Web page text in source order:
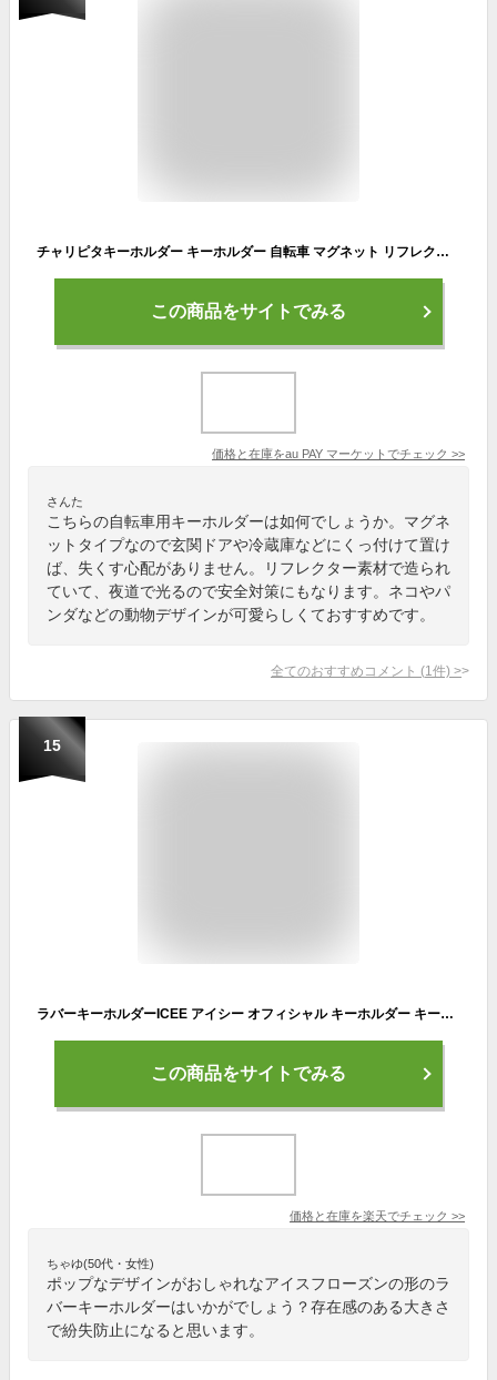
チャリピタキーホルダー キーホルダー 自転車 マグネット リフレクター デコレ DECOLE 自転車 鍵 かぎ カギ 磁石 反射板 猫 ねこ 犬 動物
この商品をサイトでみる
価格と在庫をau PAY マーケット でチェック >>
さんた
こちらの自転車用キーホルダーは如何でしょうか。マグネ
ットタイプなので玄関ドアや冷蔵庫などにくっ付けて置け
ば、失くす心配がありません。リフレクター素材で造られ
ていて、夜道で光るので安全対策にもなります。ネコやパ
ンダなどの動物デザインが可愛らしくておすすめです。
全てのおすすめコメント (1 件) >
15
ラバーキーホルダーICEE アイシー オフィシャル キーホルダー キーチェーン キーリング 鍵 自転車 カンパニーキーホルダー フローズン シロクマ 雑貨 生活雑貨 人気 プレゼント レッド オレンジ グリーン ブルー アメリカン雑貨 アメリカ 雑貨 ダブルスリー メール便OK
この商品をサイトでみる
価格と在庫を楽天でチェック >>
ちゃゆ(50代・女性)
ポップなデザインがおしゃれなアイスフローズンの形のラ
バーキーホルダーはいかがでしょう？存在感のある大きさ
で紛失防止になると思います。